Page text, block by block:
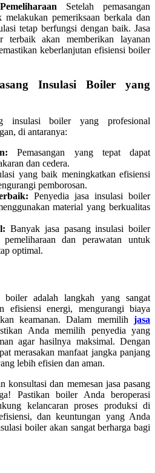
Setelah pemasangan
melakukan pemeriksaan berkala dan
tetap berfungsi dengan baik. Jasa
terbaik akan memberikan layanan
keberlanjutan efisiensi boiler
Insulasi Boiler yang
insulasi boiler yang profesional
di antaranya:
Pemasangan yang tepat dapat
dan cedera.
yang baik meningkatkan efisiensi
pemborosan.
Penyedia jasa insulasi boiler
material yang berkualitas
Banyak jasa pasang insulasi boiler
pemeliharaan dan perawatan untuk
optimal.
boiler adalah langkah yang sangat
efisiensi energi, mengurangi biaya
keamanan. Dalam memilih jasa
Anda memilih penyedia yang
agar hasilnya maksimal. Dengan
merasakan manfaat jangka panjang
lebih efisien dan aman.
konsultasi dan memesan jasa pasang
Pastikan boiler Anda beroperasi
kelancaran proses produksi di
dan keuntungan yang Anda
boiler akan sangat berharga bagi